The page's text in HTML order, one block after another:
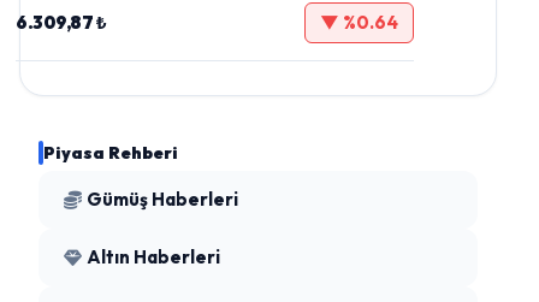
6.309,87 ₺ ▼ %0.64
Piyasa Rehberi
Gümüş Haberleri
Altın Haberleri